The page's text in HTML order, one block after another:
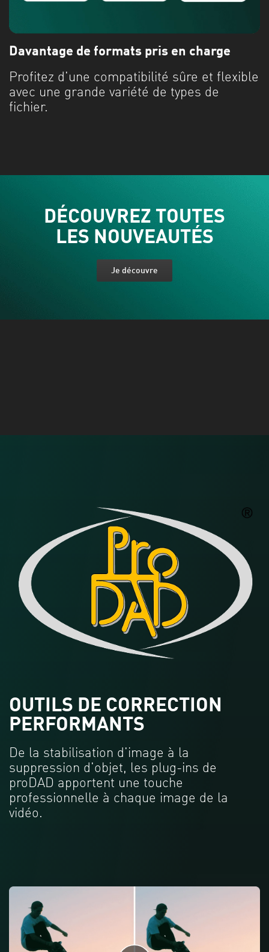
Davantage de formats pris en charge
Profitez d'une compatibilité sûre et flexible
avec une grande variété de types de
fichier.
DÉCOUVREZ TOUTES
LES NOUVEAUTÉS
Je découvre
OUTILS DE CORRECTION
PERFORMANTS
De la stabilisation d'image à la
suppression d'objet, les plug-ins de
proDAD apportent une touche
professionnelle à chaque image de la
vidéo.